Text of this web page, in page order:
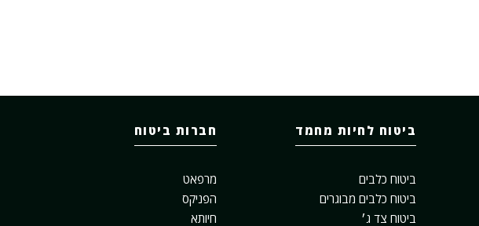
ביטוח לחיות מחמד
ביטוח כלבים
ביטוח כלבים מבוגרים
ביטוח צד ג׳
חברות ביטוח
מרפאט
הפניקס
חיותא